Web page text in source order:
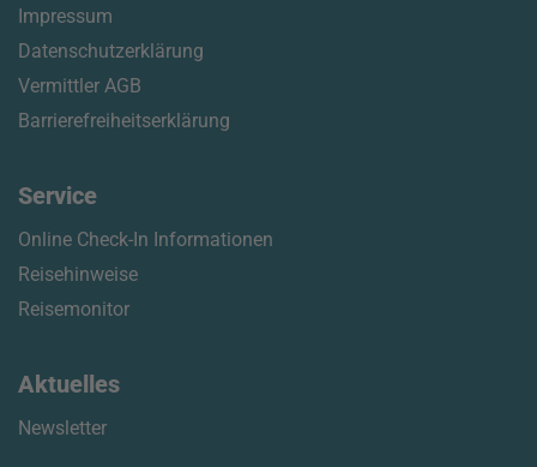
Impressum
Datenschutzerklärung
Vermittler AGB
Barrierefreiheitserklärung
Service
Online Check-In Informationen
Reisehinweise
Reisemonitor
Aktuelles
Newsletter